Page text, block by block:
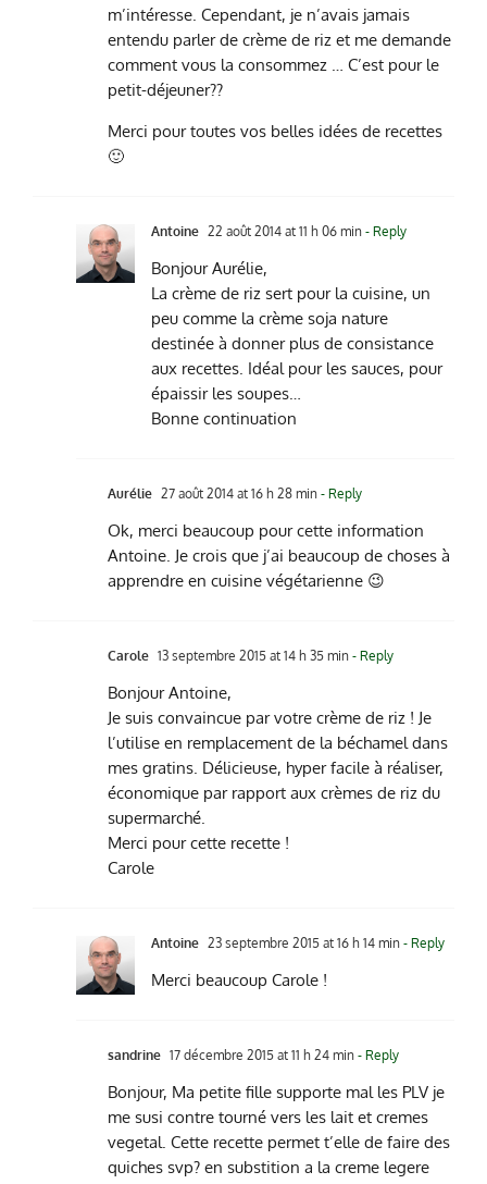
m’intéresse. Cependant, je n’avais jamais
entendu parler de crème de riz et me demande
comment vous la consommez … C’est pour le
petit-déjeuner??
Merci pour toutes vos belles idées de recettes
🙂
Antoine 22 août 2014 at 11 h 06 min - Reply
Bonjour Aurélie,
La crème de riz sert pour la cuisine, un
peu comme la crème soja nature
destinée à donner plus de consistance
aux recettes. Idéal pour les sauces, pour
épaissir les soupes…
Bonne continuation
Aurélie 27 août 2014 at 16 h 28 min - Reply
Ok, merci beaucoup pour cette information
Antoine. Je crois que j’ai beaucoup de choses à
apprendre en cuisine végétarienne 😉
Carole 13 septembre 2015 at 14 h 35 min - Reply
Bonjour Antoine,
Je suis convaincue par votre crème de riz ! Je
l’utilise en remplacement de la béchamel dans
mes gratins. Délicieuse, hyper facile à réaliser,
économique par rapport aux crèmes de riz du
supermarché.
Merci pour cette recette !
Carole
Antoine 23 septembre 2015 at 16 h 14 min - Reply
Merci beaucoup Carole !
sandrine 17 décembre 2015 at 11 h 24 min - Reply
Bonjour, Ma petite fille supporte mal les PLV je
me susi contre tourné vers les lait et cremes
vegetal. Cette recette permet t’elle de faire des
quiches svp? en substition a la creme legere